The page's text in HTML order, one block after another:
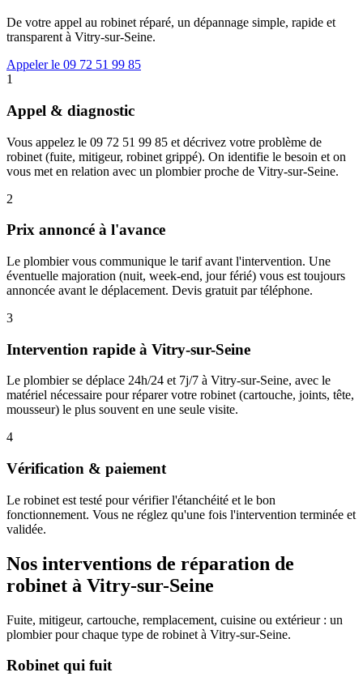
De votre appel au robinet réparé, un dépannage simple, rapide et
transparent à Vitry-sur-Seine.
Appeler le 09 72 51 99 85
1
Appel & diagnostic
Vous appelez le 09 72 51 99 85 et décrivez votre problème de
robinet (fuite, mitigeur, robinet grippé). On identifie le besoin et on
vous met en relation avec un plombier proche de Vitry-sur-Seine.
2
Prix annoncé à l'avance
Le plombier vous communique le tarif avant l'intervention. Une
éventuelle majoration (nuit, week-end, jour férié) vous est toujours
annoncée avant le déplacement. Devis gratuit par téléphone.
3
Intervention rapide à Vitry-sur-Seine
Le plombier se déplace 24h/24 et 7j/7 à Vitry-sur-Seine, avec le
matériel nécessaire pour réparer votre robinet (cartouche, joints, tête,
mousseur) le plus souvent en une seule visite.
4
Vérification & paiement
Le robinet est testé pour vérifier l'étanchéité et le bon
fonctionnement. Vous ne réglez qu'une fois l'intervention terminée et
validée.
Nos interventions de réparation de
robinet à Vitry-sur-Seine
Fuite, mitigeur, cartouche, remplacement, cuisine ou extérieur : un
plombier pour chaque type de robinet à Vitry-sur-Seine.
Robinet qui fuit